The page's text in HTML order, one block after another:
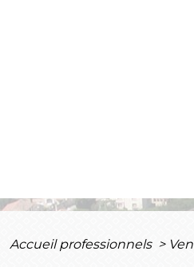
Accueil professionnels >